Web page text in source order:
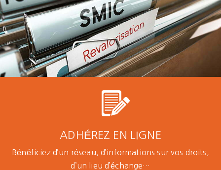
ADHÉREZ EN LIGNE
Bénéficiez d’un réseau, d’informations sur vos droits,
d’un lieu d’échange…